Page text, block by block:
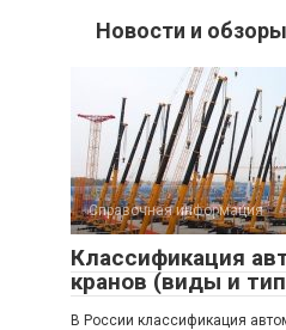
Новости и
Справочная информация
Классификация
кранов (виды и
В России классификация